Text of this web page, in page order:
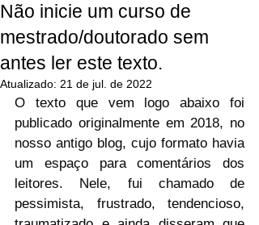
Não inicie um curso de
mestrado/doutorado sem
antes ler este texto.
Atualizado: 21 de jul. de 2022
O texto que vem logo abaixo foi
publicado originalmente em 2018, no
nosso antigo blog, cujo formato havia
um espaço para comentários dos
leitores. Nele, fui chamado de
pessimista, frustrado, tendencioso,